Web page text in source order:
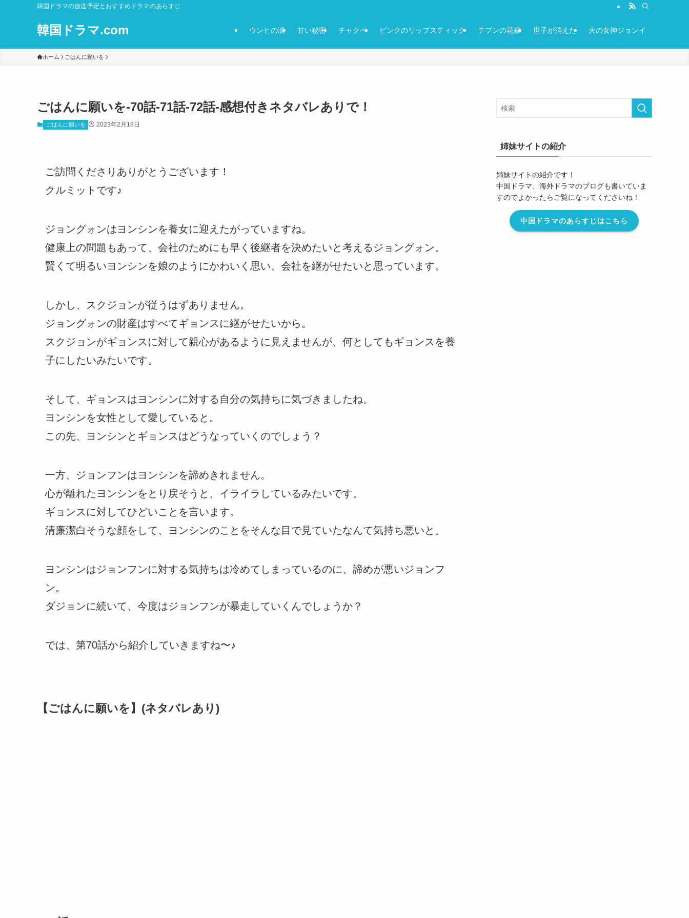
韓国ドラマの放送予定とおすすめドラマのあらすじ
韓国ドラマ.com ウンヒの涙 甘い秘密 チャクペ ピンクのリップスティック テプンの花嫁 世子が消えた 火の女神ジョンイ
ホーム ごはんに願いを
ごはんに願いを-70話-71話-72話-感想付きネタバレありで！
ごはんに願いを 2023年2月18日
ご訪問くださりありがとうございます！
クルミットです♪
ジョングォンはヨンシンを養女に迎えたがっていますね。
健康上の問題もあって、会社のためにも早く後継者を決めたいと考えるジョングォン。
賢くて明るいヨンシンを娘のようにかわいく思い、会社を継がせたいと思っています。
しかし、スクジョンが従うはずありません。
ジョングォンの財産はすべてギョンスに継がせたいから。
スクジョンがギョンスに対して親心があるように見えませんが、何としてもギョンスを養
子にしたいみたいです。
そして、ギョンスはヨンシンに対する自分の気持ちに気づきましたね。
ヨンシンを女性として愛していると。
この先、ヨンシンとギョンスはどうなっていくのでしょう？
一方、ジョンフンはヨンシンを諦めきれません。
心が離れたヨンシンをとり戻そうと、イライラしているみたいです。
ギョンスに対してひどいことを言います。
清廉潔白そうな顔をして、ヨンシンのことをそんな目で見ていたなんて気持ち悪いと。
ヨンシンはジョンフンに対する気持ちは冷めてしまっているのに、諦めが悪いジョンフ
ン。
ダジョンに続いて、今度はジョンフンが暴走していくんでしょうか？
では、第70話から紹介していきますね〜♪
【ごはんに願いを】(ネタバレあり)
姉妹サイトの紹介
姉妹サイトの紹介です！
中国ドラマ、海外ドラマのブログも書いていま
すのでよかったらご覧になってくださいね！
中国ドラマのあらすじはこちら